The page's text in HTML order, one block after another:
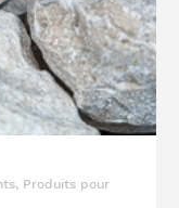
Produits pour